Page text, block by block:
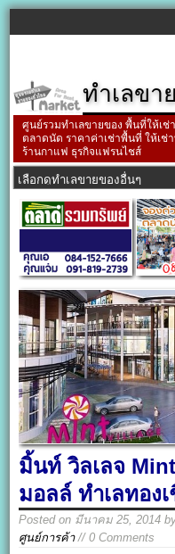
ทำเลขา
ศูนย์รวมทำเลขายของ พื้นที่ให้เ
ตลาดนัด ราคาค่าเช่าพื้นที่ ให้เช่
ร้านกาแฟ ธุรกิจแฟรนไชส์
มิ้นท์ วิลเลจ
มอลล์ ทำเลทอง
Posted on มีนาคม 25, 2014
ศูนย์การค้า// 0 Comments